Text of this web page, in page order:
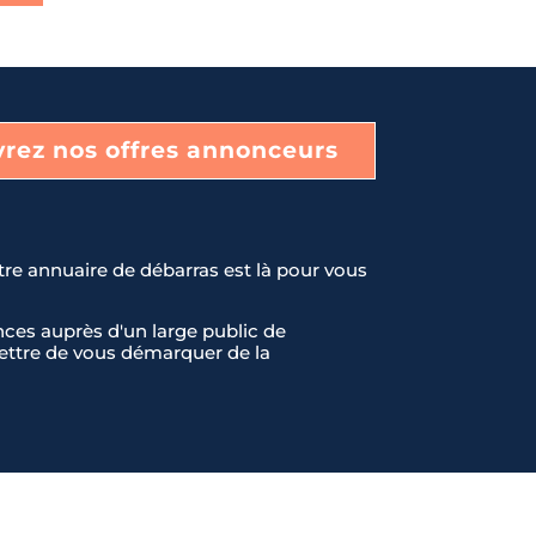
nos offres annonceurs
annuaire de débarras est là pour vous
auprès d'un large public de
de vous démarquer de la